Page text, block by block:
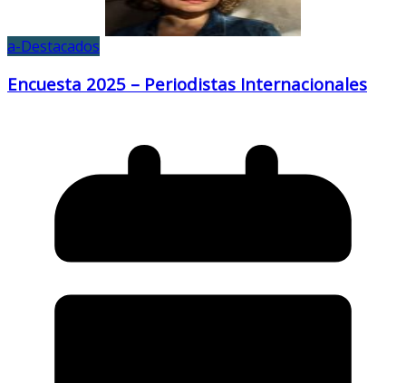
a-Destacados
Encuesta 2025 – Periodistas Internacionales